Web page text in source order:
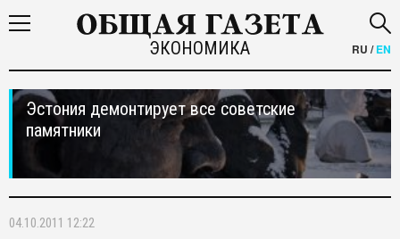
ЭКОНОМИКА RU /EN
Эстония демонтирует все советские
памятники
04.10.2011 12:22